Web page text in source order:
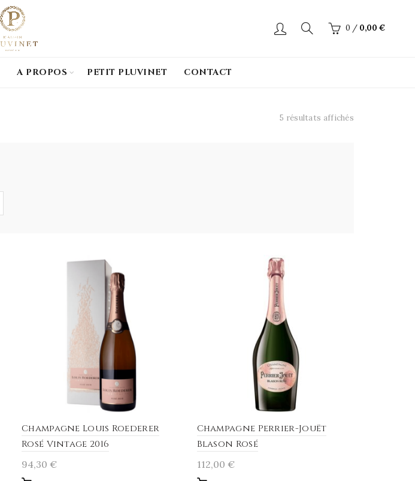
0 / 0,00 €
A PROPOS PETIT PLUVINET CONTACT
5 résultats affichés
Champagne Louis Roederer
Rosé Vintage 2016
94,30 €
Champagne Perrier-Jouët
Blason Rosé
112,00 €